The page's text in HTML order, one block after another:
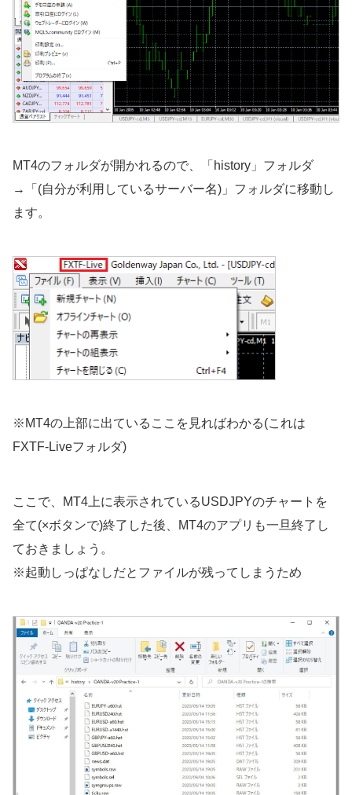
MT4のフォルダが開かれるので、「history」フォルダ
→「(自分が利用しているサーバー名)」フォルダに移動し
ます。
※MT4の上部に出ているここを見ればわかる(これは
FXTF-Liveフォルダ)
ここで、MT4上に表示されているUSDJPYのチャートを
全て(×ボタンで)終了した後、MT4のアプリも一旦終了し
ておきましょう。
※起動しっぱなしだとファイルが残ってしまうため